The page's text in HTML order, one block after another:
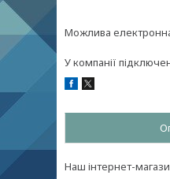
У компанії
Наш інтернет-